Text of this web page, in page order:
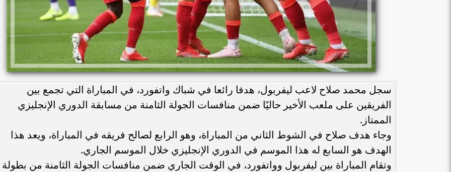
سجل محمد صلاح لاعب ليفربول، هدفا رائعا في شباك واتفورد، في المباراة التي تجمع بين
الفريقين على ملعب الأخير حاليًا ضمن منافسات الجولة الثامنة من مسابقة الدوري الإنجليزي
الممتاز.
وجاء هدف صلاح في الشوط الثاني من المباراة، وهو الرابع لصالح فريقه في المباراة، ويعد هذا
الهدف هو السابع له هذا الموسم في الدوري الإنجليزي خلال الموسم الجاري.
وتقام المباراة بين ليفربول وواتفورد، في الوقت الجاري ضمن منافسات الجولة الثامنة من بطولة